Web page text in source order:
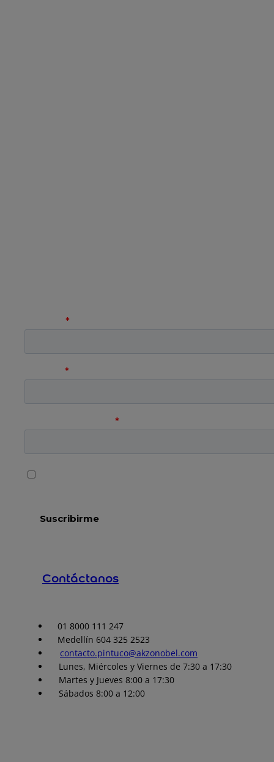
Contáctanos
01 8000 111 247
Medellín 604 325 2523
contacto.pintuco@akzonobel.com
Lunes, Miércoles y Viernes de 7:30 a 17:30
Martes y Jueves 8:00 a 17:30
Sábados 8:00 a 12:00